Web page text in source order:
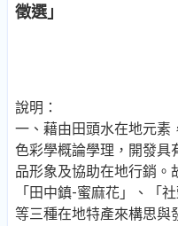
徵選」
說明：
一、藉由田頭水在地元素
色彩學概論學理，開發具
品形象及協助在地行銷。
「田中鎮-蜜麻花」、「
等三種在地特產來構思與